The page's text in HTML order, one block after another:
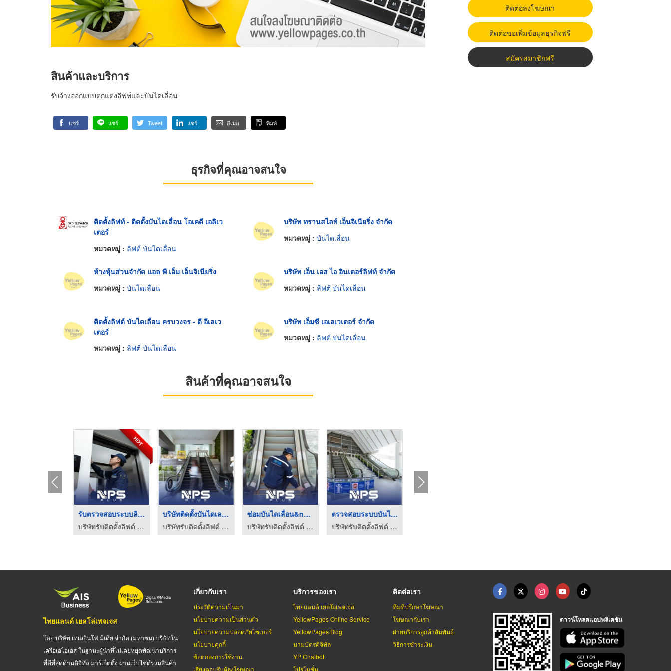
สินค้าและบริการ
รับจ้างออกแบบตกแต่งลิฟท์และบันไดเลื่อน
แชร์ แชร์ Tweet แชร์ อีเมล พิมพ์
ธุรกิจที่คุณอาจสนใจ
ติดตั้งลิฟท์ - ติดตั้งบันไดเลื่อน โอเคดี เอลิเว
เตอร์
หมวดหมู่ : ลิฟต์ บันไดเลื่อน
บริษัท ทรานสไลท์ เอ็นจิเนียริ่ง จำกัด
หมวดหมู่ : บันไดเลื่อน
ห้างหุ้นส่วนจำกัด แอล พี เอ็ม เอ็นจิเนียริ่ง
หมวดหมู่ : บันไดเลื่อน
บริษัท เอ็น เอส ไอ อินเตอร์ลิฟท์ จำกัด
หมวดหมู่ : ลิฟต์ บันไดเลื่อน
ติดตั้งลิฟต์ บันไดเลื่อน ครบวงจร - ดี อีเลเว
เตอร์
หมวดหมู่ : ลิฟต์ บันไดเลื่อน
บริษัท เอ็มซี เอเลเวเตอร์ จำกัด
หมวดหมู่ : ลิฟต์ บันไดเลื่อน
สินค้าที่คุณอาจสนใจ
HOT
รับตรวจสอบระบบลิฟต์ ...
บริษัทรับติดตั้งลิฟต์ จำหน่ายลิฟต์และบันไดเลื่อน | NPS PLUS
บริษัทติดตั้งบันไดเล ...
บริษัทรับติดตั้งลิฟต์ จำหน่ายลิฟต์และบันไดเลื่อน | NPS PLUS
ซ่อมบันไดเลื่อน&nbsp;Hita ...
บริษัทรับติดตั้งลิฟต์ จำหน่ายลิฟต์และบันไดเลื่อน | NPS PLUS
ตรวจสอบระบบบันไดเลื่ ...
บริษัทรับติดตั้งลิฟต์ จำหน่ายลิฟต์และบันไดเลื่อน | NPS PLUS
ติดต่อลงโฆษณา
ติดต่อขอเพิ่มข้อมูลธุรกิจฟรี
สมัครสมาชิกฟรี
ไทยแลนด์ เยลโล่เพจเจส
โดย บริษัท เทเลอินโฟ มีเดีย จำกัด (มหาชน) บริษัทใน
เครือเอไอเอส ในฐานะผู้นำที่ไม่เคยหยุดพัฒนาบริการ
ที่ดีที่สุดด้านดิจิทัล มาร์เก็ตติ้ง ผ่านเว็บไซต์รวมสินค้า
เกี่ยวกับเรา
ประวัติความเป็นมา
นโยบายความเป็นส่วนตัว
นโยบายความปลอดภัยไซเบอร์
นโยบายคุกกี้
ข้อตกลงการใช้งาน
เสียงตอบรับผู้ลงโฆษณา
บริการของเรา
ไทยแลนด์ เยลโล่เพจเจส
YellowPages Online Service
YellowPages Blog
นามบัตรดิจิทัล
YP Chatbot
โปรโมชั่น
ติดต่อเรา
ทีมที่ปรึกษาโฆษณา
โฆษณากับเรา
ฝ่ายบริการลูกค้าสัมพันธ์
วิธีการชำระเงิน
ดาวน์โหลดแอปพลิเคชัน